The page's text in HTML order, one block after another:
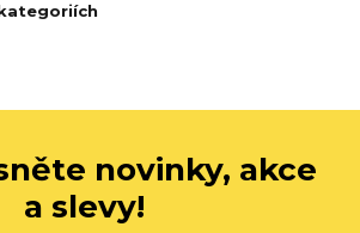
novinky, akce
a slevy!